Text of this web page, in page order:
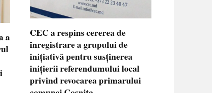
a
CEC a respins cererea de
înregistrare a grupului de
inițiativă pentru susținerea
inițierii referendumului local
privind revocarea primarului